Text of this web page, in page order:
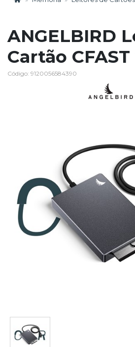
ANGELBIRD
Cartão CFAST
Código: 9120056584390